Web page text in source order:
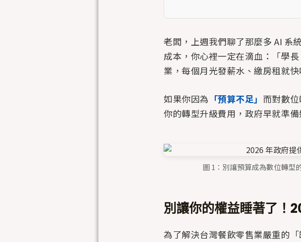
老闆，上週我們聊了那麼多 AI 系
成本，你心裡一定在滴血：「學
業，每個月光發薪水、繳房租就
如果你因為 「預算不足」 而對數
你的轉型升級費用，政府早就準
圖 1：別讓預算成為數位轉型
別讓你的權益睡著了！
為了解決台灣餐飲零售業嚴重的